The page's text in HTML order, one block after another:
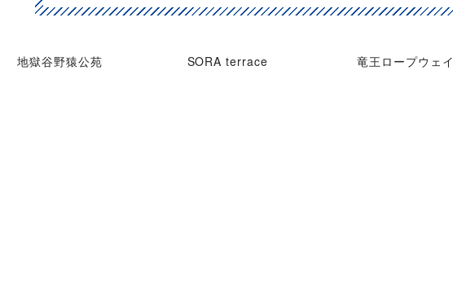
地獄谷野猿公苑 SORA terrace 竜王ロープウェイ